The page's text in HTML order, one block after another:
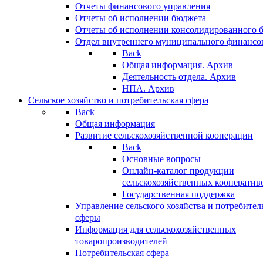
Отчеты финансового управления
Отчеты об исполнении бюджета
Отчеты об исполнении консолидированного
Отдел внутреннего муниципального
Back
Общая информация. Архив
Деятельность отдела. Архив
НПА. Архив
Сельское хозяйство и потребительская сфера
Back
Общая информация
Развитие сельскохозяйственной кооперации
Back
Основные вопросы
Онлайн-каталог продукции
сельскохозяйственных
Государственная поддержка
Управление сельского хозяйства и
сферы
Информация для сельскохозяйственных
товаропроизводителей
Потребительская сфера